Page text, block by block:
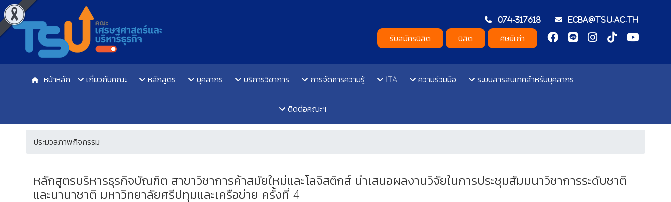
074-317618 ecba@tsu.ac.th
รับสมัครนิสิต นิสิต ศิษย์เก่า
หน้าหลัก เกี่ยวกับคณะ หลักสูตร บุคลากร บริการวิชาการ การจัดการความรู้ ITA ความร่วมมือ ระบบสารสนเทศสำหรับบุคลากร
ติดต่อคณะฯ
ประมวลภาพกิจกรรม
หลักสูตรบริหารธุรกิจบัณฑิต สาขาวิชาการค้าสมัยใหม่และโลจิสติกส์ นำเสนอผลงานวิจัยในการประชุมสัมมนาวิชาการระดับชาติ
และนานาชาติ มหาวิทยาลัยศรีปทุมและเครือข่าย ครั้งที่ 4